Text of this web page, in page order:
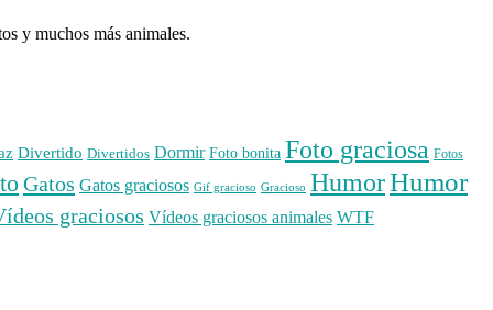
y muchos más animales.
Divertido Divertidos Dormir Foto bonita Foto graciosa Fotos
Gatos Gatos graciosos Gif gracioso Gracioso HumorHumor
graciosos Vídeos graciosos animales WTF